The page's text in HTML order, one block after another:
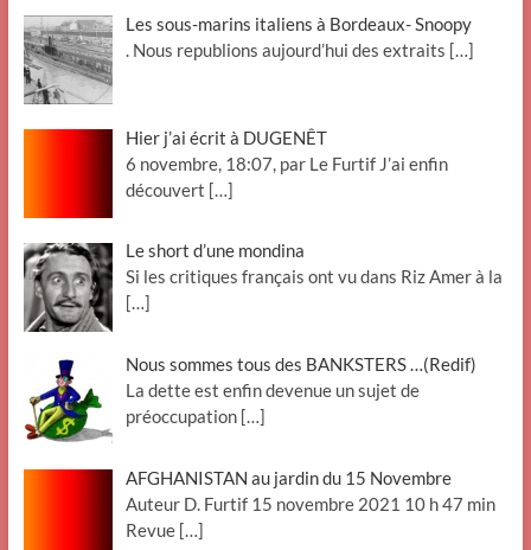
Les sous-marins italiens à Bordeaux- Snoopy
. Nous republions aujourd’hui des extraits […]
Hier j’ai écrit à DUGENÊT
6 novembre, 18:07, par Le Furtif J’ai enfin
découvert […]
Le short d’une mondina
Si les critiques français ont vu dans Riz Amer à la
[…]
Nous sommes tous des BANKSTERS …(Redif)
La dette est enfin devenue un sujet de
préoccupation […]
AFGHANISTAN au jardin du 15 Novembre
Auteur D. Furtif 15 novembre 2021 10 h 47 min
Revue […]